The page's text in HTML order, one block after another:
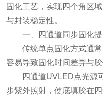
固化工艺，实现四个角区
与封装稳定性。
一、四通道同步固化
传统单点固化方式通常
容易导致固化时间差异与胶
四通道UVLED点光源可
步紫外照射，使底填胶在